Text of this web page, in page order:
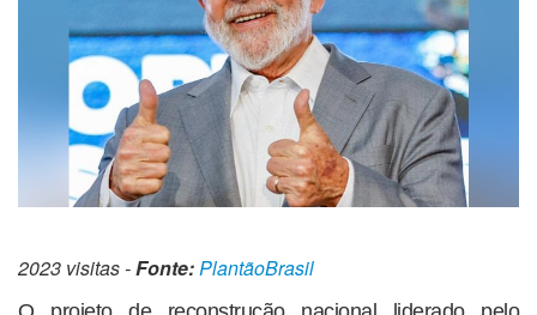
2023 visitas -Fonte:PlantãoBrasil